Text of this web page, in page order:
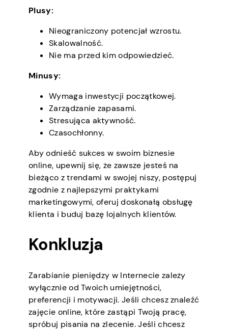
Plusy:
Nieograniczony potencjał wzrostu.
Skalowalność.
Nie ma przed kim odpowiedzieć.
Minusy:
Wymaga inwestycji początkowej.
Zarządzanie zapasami.
Stresująca aktywność.
Czasochłonny.
Aby odnieść sukces w swoim biznesie
online, upewnij się, że zawsze jesteś na
bieżąco z trendami w swojej niszy, postępuj
zgodnie z najlepszymi praktykami
marketingowymi, oferuj doskonałą obsługę
klienta i buduj bazę lojalnych klientów.
Konkluzja
Zarabianie pieniędzy w Internecie zależy
wyłącznie od Twoich umiejętności,
preferencji i motywacji. Jeśli chcesz znaleźć
zajęcie online, które zastąpi Twoją pracę,
spróbuj pisania na zlecenie. Jeśli chcesz